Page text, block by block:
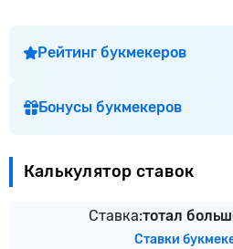
Рейтинг букмекеров
Бонусы букмекеров
Калькулятор ставок
Ставка:тотал
Ставки